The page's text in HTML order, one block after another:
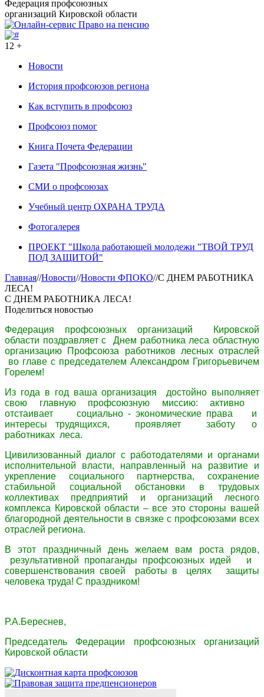
Федерация профсоюзных
организаций Кировской области
12 +
Новости
История профсоюзов региона
Как вступить в профсоюз
Профсоюз помог
Книга Почета Федерации
Газета "Профсоюзная жизнь"
СМИ о профсоюзах
Учебный центр ОХРАНА ТРУДА
Фотогалерея
ПРОЕКТ "Школа работающей молодежи "ТВОЙ ТРУД
ПОД ЗАЩИТОЙ"
Главная//Новости//Новости ФПОКО//С ДНЕМ РАБОТНИКА
ЛЕСА!
С ДНЕМ РАБОТНИКА ЛЕСА!
Поделиться новостью
Федерация профсоюзных организаций Кировской
области поздравляет с Днем работника леса областную
организацию Профсоюза работников лесных отраслей
во главе с председателем Александром Григорьевичем
Горелем!
Из года в год ваша организация достойно выполняет
свою главную профсоюзную миссию: активно
отстаивает социально - экономические права и
интересы трудящихся, проявляет заботу о
работниках леса.
Цивилизованный диалог с работодателями и органами
исполнительной власти, направленный на развитие и
укрепление социального партнерства, сохранение
стабильной социальной обстановки в трудовых
коллективах предприятий и организаций лесного
комплекса Кировской области – все это стороны вашей
благородной деятельности в связке с профсоюзами всех
отраслей региона.
В этот праздничный день желаем вам роста рядов,
результативной пропаганды профсоюзных идей и
совершенствования своей работы в целях защиты
человека труда! С праздником!
Р.А.Береснев,
Председатель Федерации профсоюзных организаций
Кировской области